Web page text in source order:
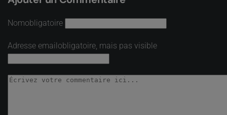
Nomobligatoire
Adresse emailobligatoire, mais pas visible